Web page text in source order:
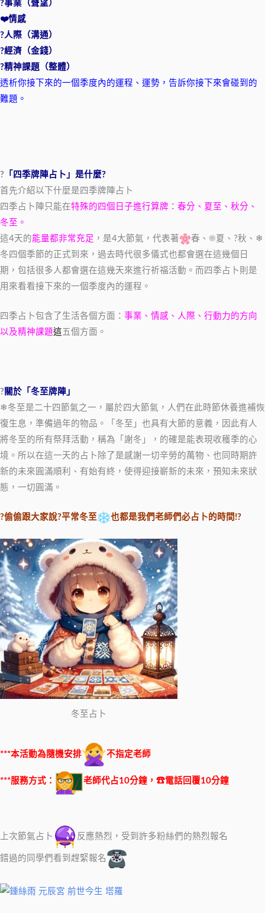
?事業（聲望）
❤️情感
?人際（溝通）
?經濟（金錢）
?精神課題（整體）
透析你接下來的一個季度內的運程、運勢，告訴你接下來會碰到的
難題。
? 「四季牌陣占卜」是什麼?
首先介紹以下什麼是四季牌陣占卜
四季占卜陣只能在特殊的四個日子進行算牌：春分、夏至、秋分、
冬至。
這4天的能量都非常充足 ，是4大節氣，代表著
春、☀夏、?秋、❄
冬四個季節的正式到來，過去時代很多儀式也都會選在這幾個日
期，包括很多人都會選在這幾天來進行祈福活動。而四季占卜則是
用來看看接下來的一個季度內的運程。
四季占卜包含了生活各個方面： 事業、情感、人際、行動力的方向
以及精神課題這 五個方面。
? 關於「冬至牌陣」
❄冬至是二十四節氣之一，屬於四大節氣，人們在此時節休養進補恢
復生息，準備過年的物品。「冬至」也具有大節的意義，因此有人
將冬至的所有祭拜活動，稱為「謝冬」，的確是能表現收穫季的心
境。所以在這一天的占卜除了是感謝一切辛勞的萬物、也同時期許
新的未來圓滿順利、有始有終，使得迎接嶄新的未來，預知未來狀
態，一切圓滿。
?偷偷跟大家說?平常冬至 也都是我們老師們必占卜的時間!?
冬至占卜
***本活動為隨機安排 不指定老師
***服務方式： 老師代占10分鐘，☎電話回覆10分鐘
上次節氣占卜 反應熱烈，受到許多粉絲們的熱烈報名
錯過的同學們看到趕緊報名